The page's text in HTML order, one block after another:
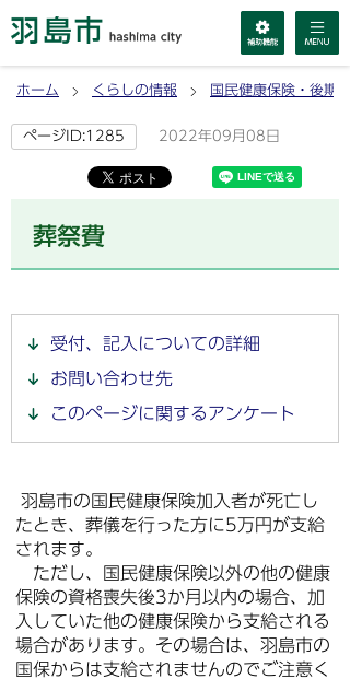
ホーム くらしの情報 国民健康保険・後期
ページID:1285 2022年09月08日
葬祭費
受付、記入についての詳細
お問い合わせ先
このページに関するアンケート
羽島市の国民健康保険加入者が死亡し
たとき、葬儀を行った方に5万円が支給
されます。
ただし、国民健康保険以外の他の健康
保険の資格喪失後3か月以内の場合、加
入していた他の健康保険から支給される
場合があります。その場合は、羽島市の
国保からは支給されませんのでご注意く